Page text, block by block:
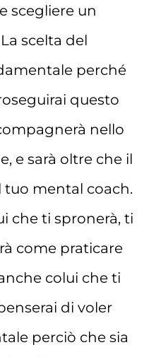
scegliere un
scelta del
perché
questo
nello
e sarà oltre che il
mental coach.
che ti spronerà, ti
come praticare
colui che ti
di voler
perciò che sia